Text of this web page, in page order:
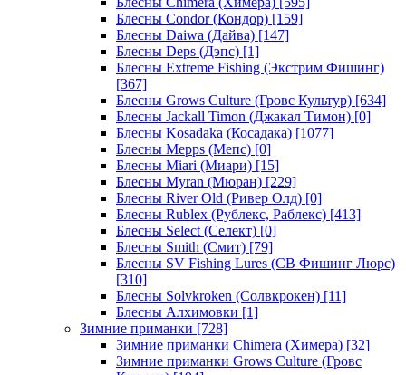
Блесны Condor (Кондор) [159]
Блесны Daiwa (Дайва) [147]
Блесны Deps (Дэпс) [1]
Блесны Extreme Fishing (Экстрим Фишинг)
[367]
Блесны Grows Culture (Гровс Культур) [634]
Блесны Jackall Timon (Джакал Тимон) [0]
Блесны Kosadaka (Косадака) [1077]
Блесны Mepps (Мепс) [0]
Блесны Miari (Миари) [15]
Блесны Myran (Мюран) [229]
Блесны River Old (Ривер Олд) [0]
Блесны Rublex (Рублекс, Раблекс) [413]
Блесны Select (Селект) [0]
Блесны Smith (Смит) [79]
Блесны SV Fishing Lures (СВ Фишинг Люрс)
[310]
Блесны Solvkroken (Солвкрокен) [11]
Блесны Алхимовки [1]
Зимние приманки [728]
Зимние приманки Chimera (Химера) [32]
Зимние приманки Grows Culture (Гровс